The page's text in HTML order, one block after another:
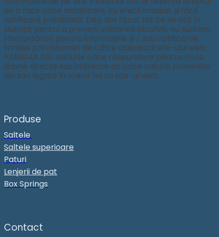
de a face orice modificare, cu efect imediat și fără
notificare prealabilă. Deși am făcut tot ce ne stă în
putință pentru a preveni utilizarea abuzivă, nu suntem
răspunzători pentru informațiile și / sau notificările
trimise prin internet de către utilizatorii site-ului web.
PARIS14A SRL exclude orice răspundere pentru orice
daune directe sau indirecte de orice natură provenite
din sau legate în vreun fel cu site-ul web.
Produse
Saltele
Saltele superioare
Paturi
Lenjerii de pat
Box Springs
Contact